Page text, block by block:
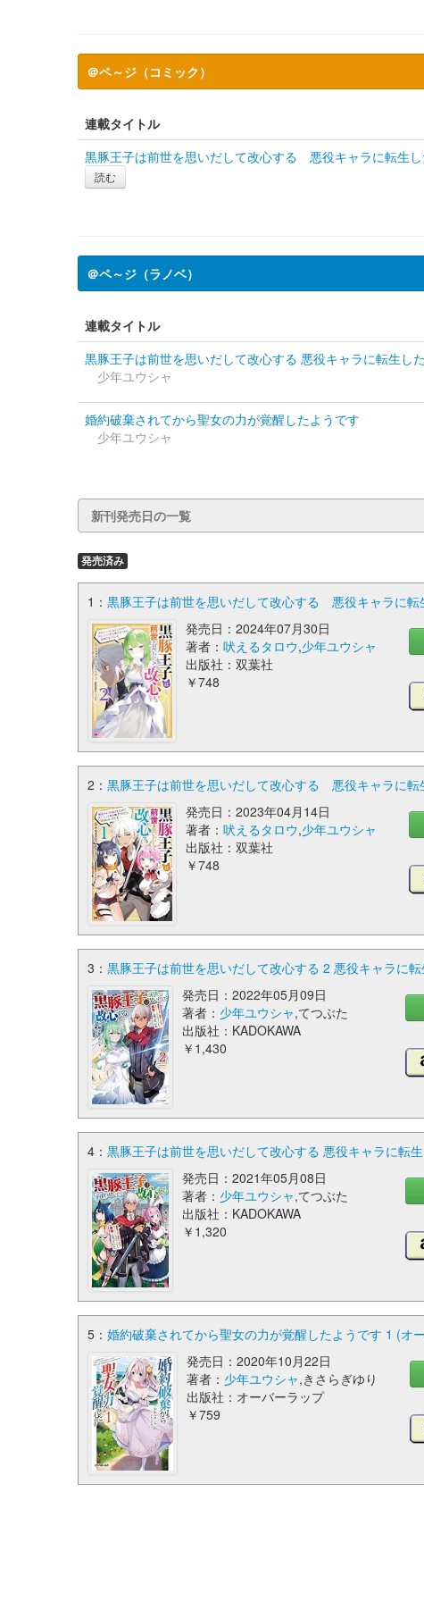
＠ペ～ジ（コミック）
連載タイトル
黒豚王子は前世を思いだして改心する 悪役キャラに転生
読む
＠ペ～ジ（ラノベ）
連載タイトル
黒豚王子は前世を思いだして改心する 悪役キャラに転生し
少年ユウシャ
婚約破棄されてから聖女の力が覚醒したようです
少年ユウシャ
新刊発売日の一覧
発売済み
1： 黒豚王子は前世を思いだして改心する 悪役キャラに
発売日：2024年07月30日
著者：吠えるタロウ,少年ユウシャ
出版社：双葉社
￥748
2： 黒豚王子は前世を思いだして改心する 悪役キャラに
発売日：2023年04月14日
著者： 吠えるタロウ,少年ユウシャ
出版社：双葉社
￥748
3： 黒豚王子は前世を思いだして改心する 2 悪役キャラに
発売日：2022年05月09日
著者： 少年ユウシャ,てつぶた
出版社：KADOKAWA
￥1,430
4： 黒豚王子は前世を思いだして改心する 悪役キャラに転
発売日：2021年05月08日
著者： 少年ユウシャ,てつぶた
出版社：KADOKAWA
￥1,320
5： 婚約破棄されてから聖女の力が覚醒したようです 1 (オ
発売日：2020年10月22日
著者： 少年ユウシャ,きさらぎゆり
出版社：オーバーラップ
￥759